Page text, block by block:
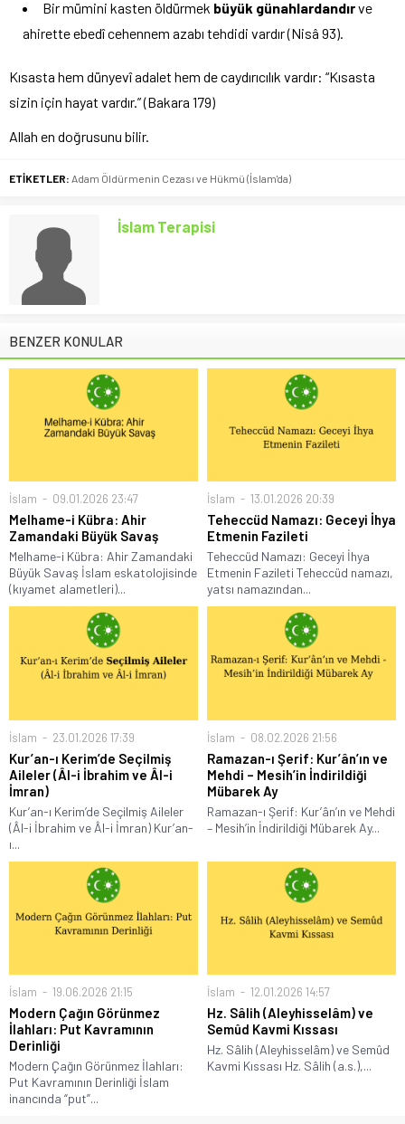
Bir mümini kasten öldürmek büyük günahlardandırve
ahirette ebedî cehennem azabı tehdidi vardır (Nisâ 93).
Kısasta hem dünyevî adalet hem de caydırıcılık vardır: “Kısasta
sizin için hayat vardır.” (Bakara 179)
Allah en doğrusunu bilir.
ETİKETLER: Adam Öldürmenin Cezası ve Hükmü (İslam'da)
İslam Terapisi
BENZER KONULAR
İslam 09.01.2026 23:47
Melhame-i Kübra: Ahir
Zamandaki Büyük Savaş
Melhame-i Kübra: Ahir Zamandaki
Büyük Savaş İslam eskatolojisinde
(kıyamet alametleri)...
İslam 13.01.2026 20:39
Teheccüd Namazı: Geceyi İhya
Etmenin Fazileti
Teheccüd Namazı: Geceyi İhya
Etmenin Fazileti Teheccüd namazı,
yatsı namazından...
İslam 23.01.2026 17:39
Kur’an-ı Kerim’de Seçilmiş
Aileler (Âl-i İbrahim ve Âl-i
İmran)
Kur’an-ı Kerim’de Seçilmiş Aileler
(Âl-i İbrahim ve Âl-i İmran) Kur’an-
ı...
İslam 08.02.2026 21:56
Ramazan-ı Şerif: Kur’ân’ın ve
Mehdi – Mesih’in İndirildiği
Mübarek Ay
Ramazan-ı Şerif: Kur’ân’ın ve Mehdi
– Mesih’in İndirildiği Mübarek Ay...
İslam 19.06.2026 21:15
Modern Çağın Görünmez
İlahları: Put Kavramının
Derinliği
Modern Çağın Görünmez İlahları:
Put Kavramının Derinliği İslam
inancında “put”...
İslam 12.01.2026 14:57
Hz. Sâlih (Aleyhisselâm) ve
Semûd Kavmi Kıssası
Hz. Sâlih (Aleyhisselâm) ve Semûd
Kavmi Kıssası Hz. Sâlih (a.s.),...